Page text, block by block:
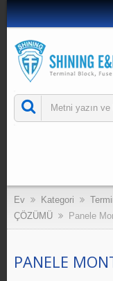
Ev Kategori
ÇÖZÜMÜ
Panele
PANELE